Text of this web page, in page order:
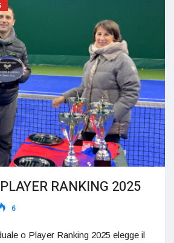
RANKING 2025
6
o Player Ranking 2025 elegge il